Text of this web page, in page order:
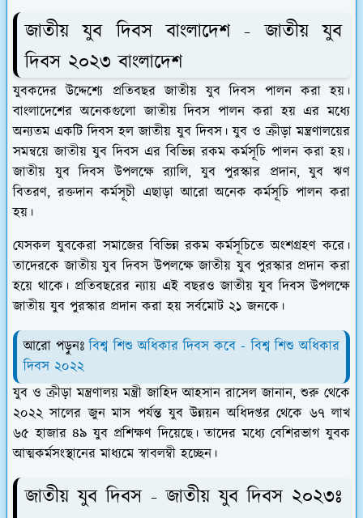
জাতীয় যুব দিবস বাংলাদেশ - জাতীয় যুব
দিবস ২০২৩ বাংলাদেশ
যুবকদের উদ্দেশ্যে প্রতিবছর জাতীয় যুব দিবস পালন করা হয়।
বাংলাদেশের অনেকগুলো জাতীয় দিবস পালন করা হয় এর মধ্যে
অন্যতম একটি দিবস হল জাতীয় যুব দিবস। যুব ও ক্রীড়া মন্ত্রণালয়ের
সমন্বয়ে জাতীয় যুব দিবস এর বিভিন্ন রকম কর্মসূচি পালন করা হয়।
জাতীয় যুব দিবস উপলক্ষে র‍্যালি, যুব পুরস্কার প্রদান, যুব ঋণ
বিতরণ, রক্তদান কর্মসূচী এছাড়া আরো অনেক কর্মসূচি পালন করা
হয়।
যেসকল যুবকেরা সমাজের বিভিন্ন রকম কর্মসূচিতে অংশগ্রহণ করে।
তাদেরকে জাতীয় যুব দিবস উপলক্ষে জাতীয় যুব পুরস্কার প্রদান করা
হয়ে থাকে। প্রতিবছরের ন্যায় এই বছরও জাতীয় যুব দিবস উপলক্ষে
জাতীয় যুব পুরস্কার প্রদান করা হয় সর্বমোট ২১ জনকে।
আরো পড়ুনঃবিশ্ব শিশু অধিকার দিবস কবে - বিশ্ব শিশু অধিকার
দিবস ২০২২
যুব ও ক্রীড়া মন্ত্রণালয় মন্ত্রী জাহিদ আহসান রাসেল জানান, শুরু থেকে
২০২২ সালের জুন মাস পর্যন্ত যুব উন্নয়ন অধিদপ্তর থেকে ৬৭ লাখ
৬৫ হাজার ৪৯ যুব প্রশিক্ষণ দিয়েছে। তাদের মধ্যে বেশিরভাগ যুবক
আত্মকর্মসংস্থানের মাধ্যমে স্বাবলম্বী হচ্ছেন।
জাতীয় যুব দিবস - জাতীয় যুব দিবস ২০২৩ঃ